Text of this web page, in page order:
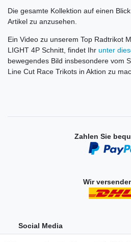
Die gesamte Kollektion auf einen
Artikel zu anzusehen.
Ein Video zu unserem Top Radtrikot
LIGHT 4P Schnitt, findet Ihr unter
bewegendes Bild insbesondere vom
Line Cut Race Trikots in Aktion zu
Zahlen Sie
Wir
Social Media